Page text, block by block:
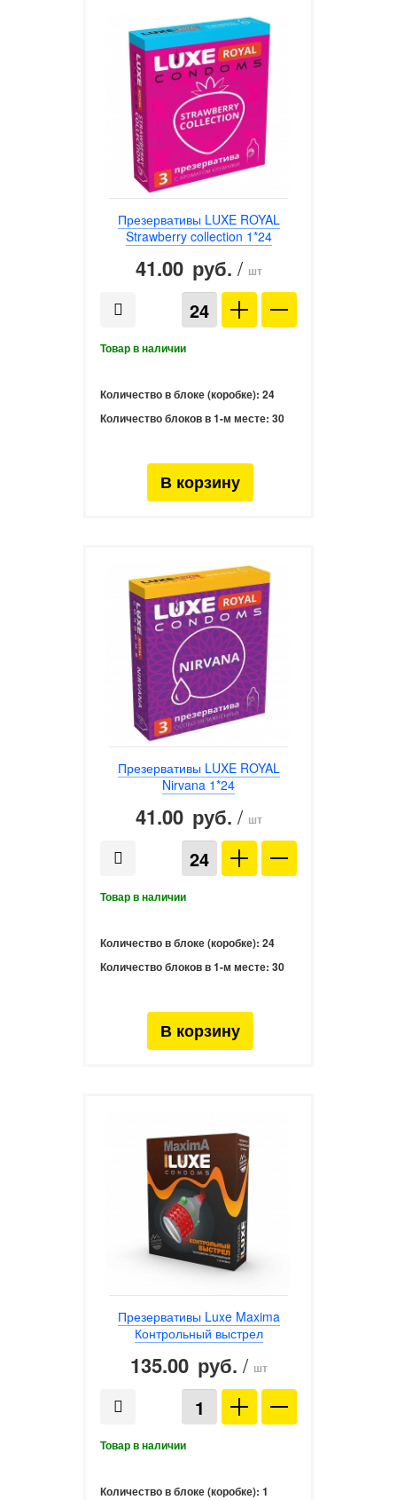
Презервативы LUXE ROYAL
Strawberry collection 1*24
41.00 руб. / шт
Количество в блоке (коробке): 24
Количество блоков в 1-м месте: 30
Презервативы LUXE ROYAL
Nirvana 1*24
41.00 руб. / шт
Количество в блоке (коробке): 24
Количество блоков в 1-м месте: 30
Презервативы Luxe Maxima
Контрольный выстрел
135.00 руб. / шт
Количество в блоке (коробке): 1